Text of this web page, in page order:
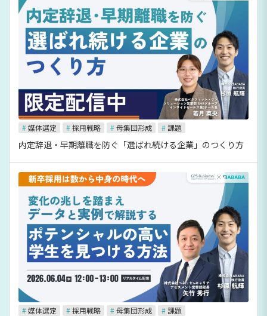
#媒体選定 #採用戦略 #母集団形成 #課題
内定辞退・早期離職を防ぐ「選ばれ続ける企業」のつくり方
#媒体選定 #採用戦略 #母集団形成 #課題